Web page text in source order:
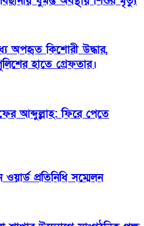
অপহৃত কিশোরী উদ্ধার,
হাতে গ্রেফতার।
আব্দুল্লাহ: ফিরে পেতে
প্রতিনিধি সম্মেলন